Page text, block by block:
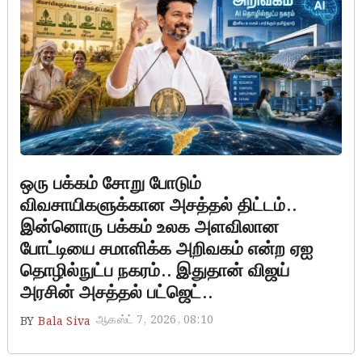
ஒரு பக்கம் சோறு போடும்
விவசாயிகளுக்கான அசத்தல் திட்டம்..
இன்னொரு பக்கம் உலக அளவிலான
போட்டியை சமாளிக்க அறிவகம் என்ற ஏஐ
தொழில்நுட்ப நகரம்.. இதுதான் விஜய்
அரசின் அசத்தல் பட்ஜெட்..
BY Bala Siva ஆகஸ்ட் 7, 2026, 08:10